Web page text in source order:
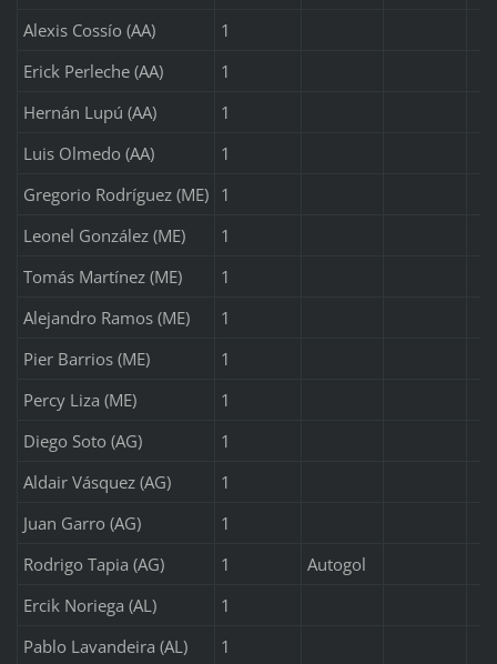
Alexis Cossío (AA)
1
Erick Perleche (AA)
1
Hernán Lupú (AA)
1
Luis Olmedo (AA)
1
Gregorio Rodríguez (ME)
1
Leonel González (ME)
1
Tomás Martínez (ME)
1
Alejandro Ramos (ME)
1
Pier Barrios (ME)
1
Percy Liza (ME)
1
Diego Soto (AG)
1
Aldair Vásquez (AG)
1
Juan Garro (AG)
1
Rodrigo Tapia (AG)
1
Autogol
Ercik Noriega (AL)
1
Pablo Lavandeira (AL)
1